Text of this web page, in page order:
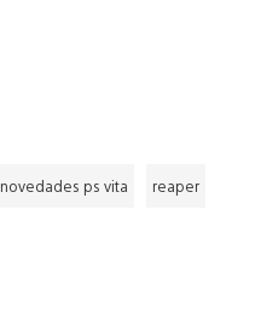
novedades ps vita reaper